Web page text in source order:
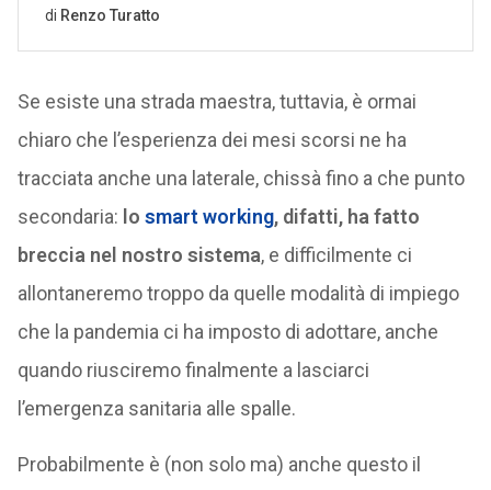
Se esiste una strada maestra, tuttavia, è ormai
chiaro che l’esperienza dei mesi scorsi ne ha
tracciata anche una laterale, chissà fino a che punto
secondaria: lo smart working, difatti, ha fatto
breccia nel nostro sistema, e difficilmente ci
allontaneremo troppo da quelle modalità di impiego
che la pandemia ci ha imposto di adottare, anche
quando riusciremo finalmente a lasciarci
l’emergenza sanitaria alle spalle.
Probabilmente è (non solo ma) anche questo il